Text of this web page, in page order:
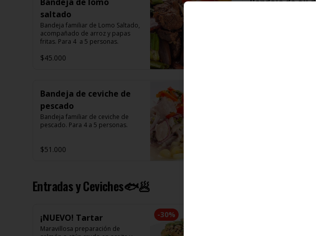
saltado
Bandeja familiar de Lomo Saltado,
acompañado de arroz y papas
fritas. Para 4  a 5 personas.
$45.000
Bandeja de ceviche de
pescado
Bandeja familiar de ceviche de
pescado. Para 4 a 5 personas.
$51.000
Entradas y Ceviches🐟🥟
-30%
¡NUEVO! Tartar
Maravillosa preparación de